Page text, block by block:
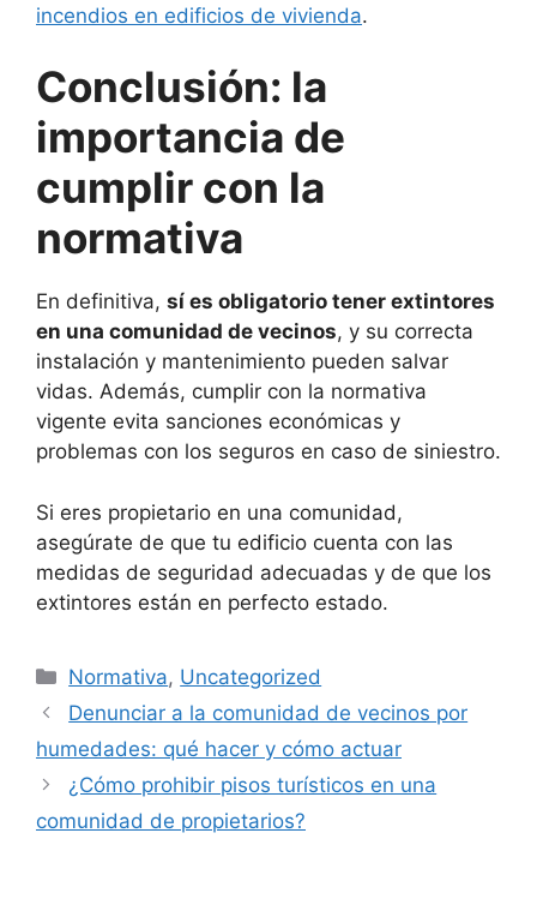
incendios en edificios de vivienda.
Conclusión: la
importancia de
cumplir con la
normativa
En definitiva, sí es obligatorio tener extintores
en una comunidad de vecinos, y su correcta
instalación y mantenimiento pueden salvar
vidas. Además, cumplir con la normativa
vigente evita sanciones económicas y
problemas con los seguros en caso de siniestro.
Si eres propietario en una comunidad,
asegúrate de que tu edificio cuenta con las
medidas de seguridad adecuadas y de que los
extintores están en perfecto estado.
Categorías
Normativa, Uncategorized
Denunciar a la comunidad de vecinos por
humedades: qué hacer y cómo actuar
¿Cómo prohibir pisos turísticos en una
comunidad de propietarios?